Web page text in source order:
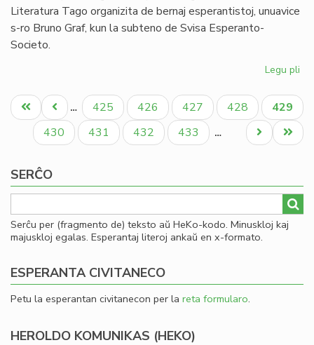
Literatura Tago organizita de bernaj esperantistoj, unuavice
s-ro Bruno Graf, kun la subteno de Svisa Esperanto-
Societo.
Legu pli
en
Pagination
Unua
paĝo
Antaŭa
paĝo
… Paĝo
425 Paĝo
426 Paĝo
427 Paĝo
428
Aktuala
paĝo
429
Paĝo
430 Paĝo
431 Paĝo
432 Paĝo
433 …
Last
page
Next
page
SERĈO
Serĉu per (fragmento de) teksto aŭ HeKo-kodo. Minuskloj kaj
majuskloj egalas. Esperantaj literoj ankaŭ en x-formato.
ESPERANTA CIVITANECO
Petu la esperantan civitanecon per la reta formularo.
HEROLDO KOMUNIKAS (HEKO)